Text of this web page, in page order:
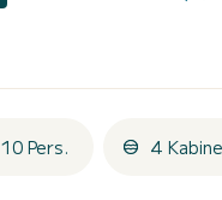
10 Pers. 4